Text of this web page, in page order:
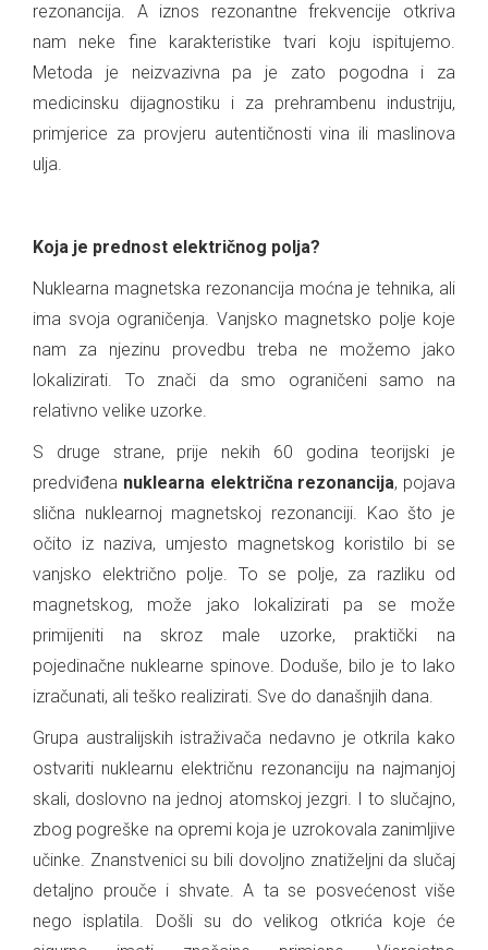
rezonancija. A iznos rezonantne frekvencije otkriva
nam neke fine karakteristike tvari koju ispitujemo.
Metoda je neizvazivna pa je zato pogodna i za
medicinsku dijagnostiku i za prehrambenu industriju,
primjerice za provjeru autentičnosti vina ili maslinova
ulja.
Koja je prednost električnog polja?
Nuklearna magnetska rezonancija moćna je tehnika, ali
ima svoja ograničenja. Vanjsko magnetsko polje koje
nam za njezinu provedbu treba ne možemo jako
lokalizirati. To znači da smo ograničeni samo na
relativno velike uzorke.
S druge strane, prije nekih 60 godina teorijski je
predviđena nuklearna električna rezonancija, pojava
slična nuklearnoj magnetskoj rezonanciji. Kao što je
očito iz naziva, umjesto magnetskog koristilo bi se
vanjsko električno polje. To se polje, za razliku od
magnetskog, može jako lokalizirati pa se može
primijeniti na skroz male uzorke, praktički na
pojedinačne nuklearne spinove. Doduše, bilo je to lako
izračunati, ali teško realizirati. Sve do današnjih dana.
Grupa australijskih istraživača nedavno je otkrila kako
ostvariti nuklearnu električnu rezonanciju na najmanjoj
skali, doslovno na jednoj atomskoj jezgri. I to slučajno,
zbog pogreške na opremi koja je uzrokovala zanimljive
učinke. Znanstvenici su bili dovoljno znatiželjni da slučaj
detaljno prouče i shvate. A ta se posvećenost više
nego isplatila. Došli su do velikog otkrića koje će